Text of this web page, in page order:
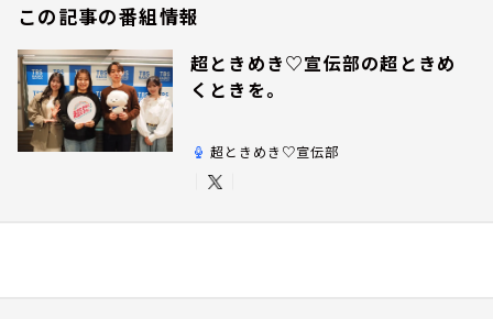
この記事の番組情報
超ときめき♡宣伝部の超ときめ
くときを。
超ときめき♡宣伝部